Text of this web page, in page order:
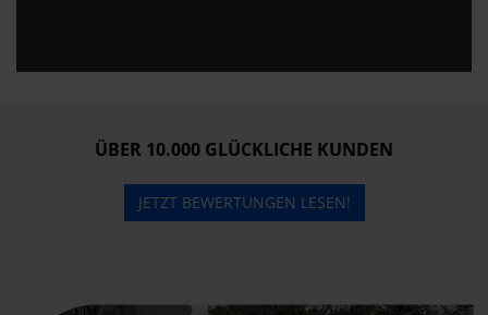
ÜBER 10.000 GLÜCKLICHE KUNDEN
JETZT BEWERTUNGEN LESEN!